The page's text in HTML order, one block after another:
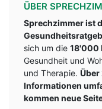
ÜBER
Sprechzimmer ist
sich um die 18'000
Gesundheit und
und Therapie.
Informationen
kommen neue